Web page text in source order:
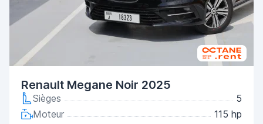
Renault Megane Noir 2025
Sièges
5
Moteur
115 hp